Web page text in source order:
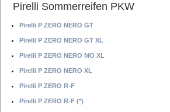
Pirelli Sommerreifen PKW
Pirelli P ZERO NERO GT
Pirelli P ZERO NERO GT XL
Pirelli P ZERO NERO MO XL
Pirelli P ZERO NERO XL
Pirelli P ZERO R-F
Pirelli P ZERO R-F (*)